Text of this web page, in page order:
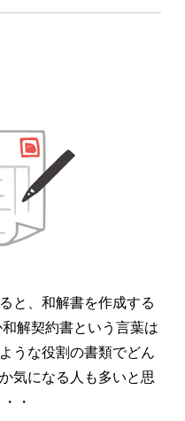
と、和解書を作成する
解契約書という言葉は
うな役割の書類でどん
気になる人も多いと思
・